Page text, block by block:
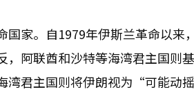
家。自1979年伊斯兰革命以来
阿联酋和沙特等海湾君主国则
君主国则将伊朗视为“可能动